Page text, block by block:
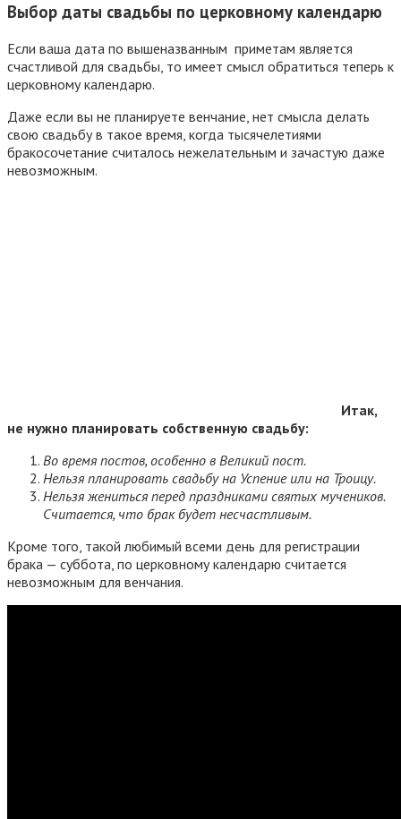
Выбор даты свадьбы по церковному календарю
Если ваша дата по вышеназванным приметам является
счастливой для свадьбы, то имеет смысл обратиться теперь к
церковному календарю.
Даже если вы не планируете венчание, нет смысла делать
свою свадьбу в такое время, когда тысячелетиями
бракосочетание считалось нежелательным и зачастую даже
невозможным.
Итак,
не нужно планировать собственную свадьбу:
Во время постов, особенно в Великий пост.
Нельзя планировать свадьбу на Успение или на Троицу.
Нельзя жениться перед праздниками святых мучеников.
Считается, что брак будет несчастливым.
Кроме того, такой любимый всеми день для регистрации
брака — суббота, по церковному календарю считается
невозможным для венчания.